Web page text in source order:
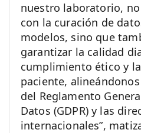
nuestro laboratorio,
con la curación de
modelos, sino que
garantizar la calidad
cumplimiento ético y
paciente,
del Reglamento
Datos (GDPR) y las
internacionales”,